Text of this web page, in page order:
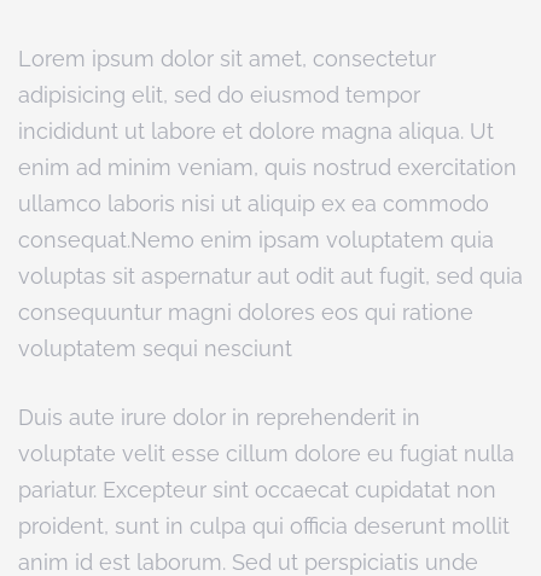
Lorem ipsum dolor sit amet, consectetur
adipisicing elit, sed do eiusmod tempor
incididunt ut labore et dolore magna aliqua. Ut
enim ad minim veniam, quis nostrud exercitation
ullamco laboris nisi ut aliquip ex ea commodo
consequat.Nemo enim ipsam voluptatem quia
voluptas sit aspernatur aut odit aut fugit, sed quia
consequuntur magni dolores eos qui ratione
voluptatem sequi nesciunt
Duis aute irure dolor in reprehenderit in
voluptate velit esse cillum dolore eu fugiat nulla
pariatur. Excepteur sint occaecat cupidatat non
proident, sunt in culpa qui officia deserunt mollit
anim id est laborum. Sed ut perspiciatis unde